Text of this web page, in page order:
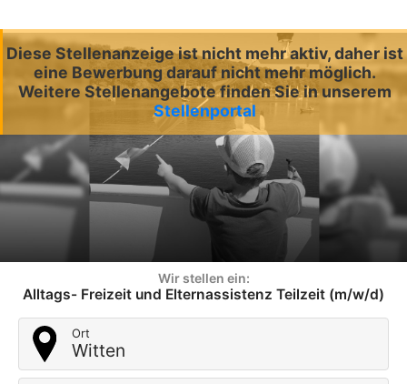
Diese Stellenanzeige ist nicht mehr aktiv, daher ist
eine Bewerbung darauf nicht mehr möglich.
Weitere Stellenangebote finden Sie in unserem
Stellenportal
Wir stellen ein:
Alltags- Freizeit und Elternassistenz Teilzeit (m/w/d)
Ort
Witten